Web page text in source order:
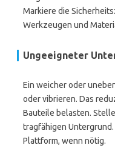
Markiere die
Werkzeugen und
Ungeeigneter
Ein weicher oder
oder vibrieren. Das
Bauteile belasten.
tragfähigen
Plattform, wenn nötig.